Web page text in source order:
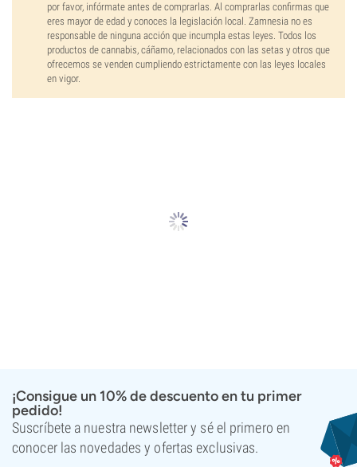
por favor, infórmate antes de comprarlas. Al comprarlas confirmas que
eres mayor de edad y conoces la legislación local. Zamnesia no es
responsable de ninguna acción que incumpla estas leyes. Todos los
productos de cannabis, cáñamo, relacionados con las setas y otros que
ofrecemos se venden cumpliendo estrictamente con las leyes locales
en vigor.
¡Consigue un 10% de descuento en tu primer
pedido!
Suscríbete a nuestra newsletter y sé el primero en
conocer las novedades y ofertas exclusivas.